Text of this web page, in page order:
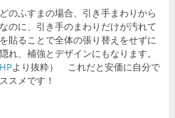
のふすまの場合、引き手まわりから
のに、引き手のまわりだけが汚れて
貼ることで全体の張り替えをせずに
れ、補強とデザインにもなります。
より抜粋） これだと安価に自分で
スメです！